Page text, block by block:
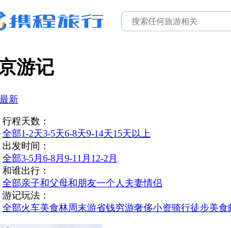
游记
最新
行程天数 ：
全部1-2天3-5天6-8天9-14天15天以上
出发时间 ：
全部3-5月 6-8月 9-11月 12-2月
和谁出行 ：
全部亲子和父母和朋友一个人 夫妻情侣
游记玩法 ：
全部火车美食林周末游省钱穷游奢侈小资骑行徒步美食